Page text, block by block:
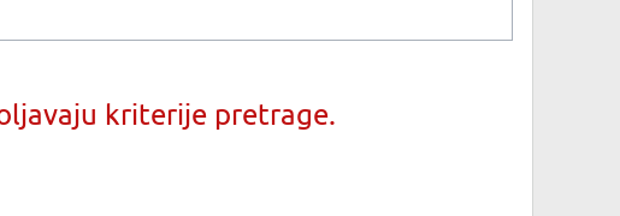
kriterije pretrage.